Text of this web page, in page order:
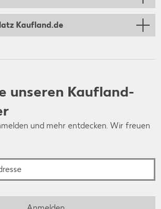
Kaufland.de
unseren Kaufland-
und mehr entdecken. Wir freuen